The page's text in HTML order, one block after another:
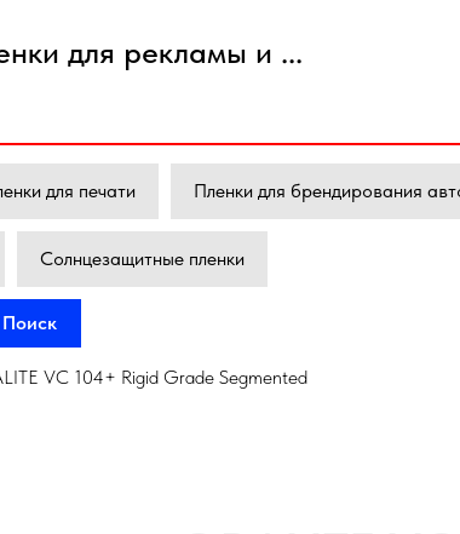
для рекламы и ...
для печати Пленки для брендирования
Солнцезащитные пленки
Поиск
VC 104+ Rigid Grade Segmented